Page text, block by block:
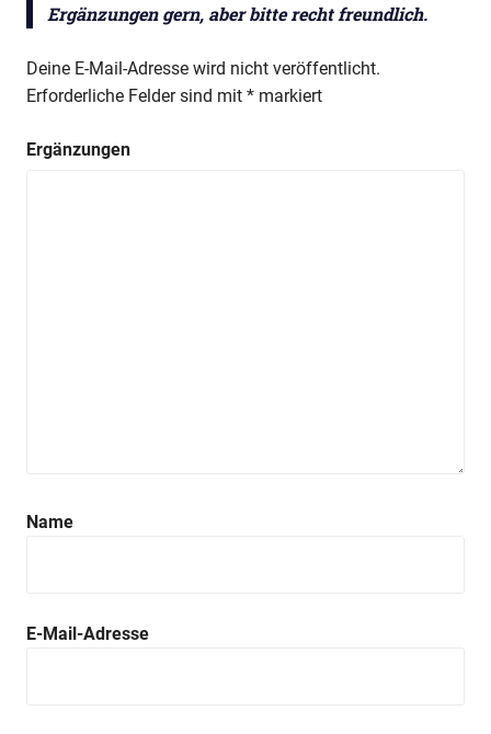
Ergänzungen gern, aber bitte recht freundlich.
Deine E-Mail-Adresse wird nicht veröffentlicht.
Erforderliche Felder sind mit * markiert
Ergänzungen
Name
E-Mail-Adresse